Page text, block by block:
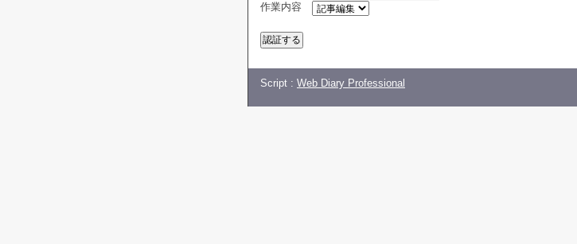
作業内容
Script : Web Diary Professional